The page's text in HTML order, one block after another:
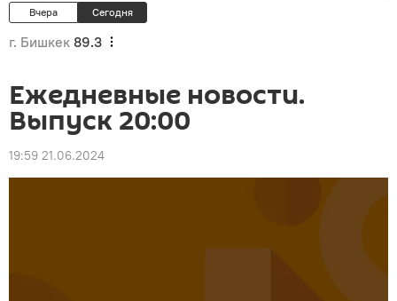
Вчера Сегодня
г. Бишкек 89.3
Ежедневные новости.
Выпуск 20:00
19:59 21.06.2024